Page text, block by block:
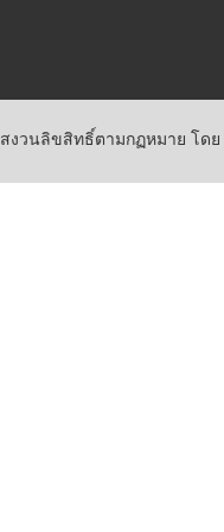
สงวนลิขสิทธิ์ตามกฏหมาย โดย